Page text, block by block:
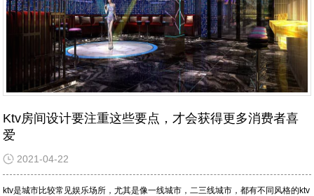
Ktv房间设计要注重这些要点，才会获得更多消费者喜
爱
2021-04-22
ktv是城市比较常见娱乐场所，尤其是像一线城市，二三线城市，都有不同风格的ktv